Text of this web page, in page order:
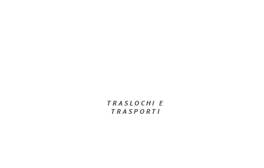
TRASLOCHI E
TRASPORTI​